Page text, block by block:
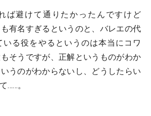
ば避けて通りたかったんですけど
も有名すぎるというのと、バレエの代
いる役をやるというのは本当にコワ
そうですが、正解というものがわか
うのがわからないし、どうしたらい
……。